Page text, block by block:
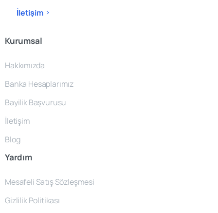
İletişim
Kurumsal
Hakkımızda
Banka Hesaplarımız
Bayilik Başvurusu
İletişim
Blog
Yardım
Mesafeli Satış Sözleşmesi
Gizlilik Politikası